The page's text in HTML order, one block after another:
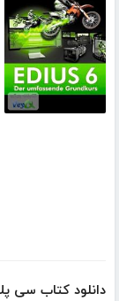
دانلود کتاب سی